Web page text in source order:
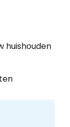
huishouden